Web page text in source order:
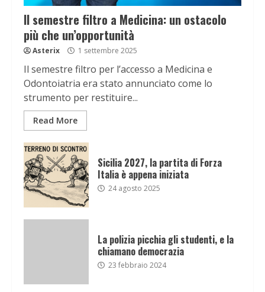
Il semestre filtro a Medicina: un ostacolo
più che un’opportunità
Asterix 1 settembre 2025
Il semestre filtro per l’accesso a Medicina e
Odontoiatria era stato annunciato come lo
strumento per restituire...
Read More
Sicilia 2027, la partita di Forza
Italia è appena iniziata
24 agosto 2025
La polizia picchia gli studenti, e la
chiamano democrazia
23 febbraio 2024